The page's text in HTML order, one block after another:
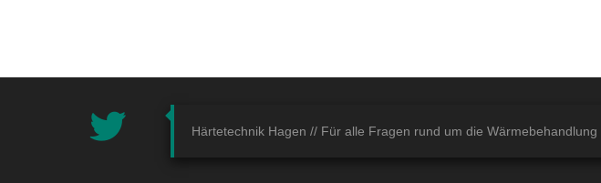
Härtetechnik Hagen // Für alle Fragen rund um die